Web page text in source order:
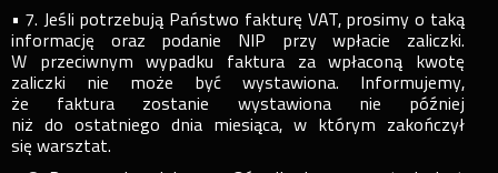
• 7. Jeśli potrzebują Państwo fakturę VAT, prosimy o taką
informację oraz podanie NIP przy wpłacie zaliczki.
W przeciwnym wypadku faktura za wpłaconą kwotę
zaliczki nie może być wystawiona. Informujemy,
że faktura zostanie wystawiona nie później
niż do ostatniego dnia miesiąca, w którym zakończył
się warsztat.